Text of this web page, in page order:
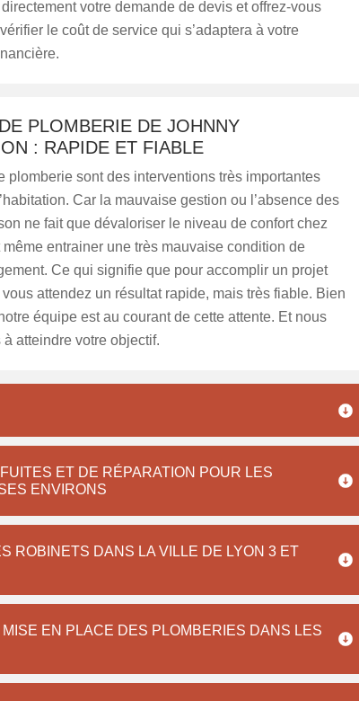
votre demande de devis et offrez-vous
vérifier le coût de service qui s’adaptera à votre
PLOMBERIE DE JOHNNY
: RAPIDE ET FIABLE
plomberie sont des interventions très importantes
Car la mauvaise gestion ou l’absence des
ne fait que dévaloriser le niveau de confort chez
entrainer une très mauvaise condition de
Ce qui signifie que pour accomplir un projet
attendez un résultat rapide, mais très fiable. Bien
équipe est au courant de cette attente. Et nous
à atteindre votre objectif.
ET DE RÉPARATION POUR LES
ENVIRONS
ROBINETS DANS LA VILLE DE LYON 3 ET
EN PLACE DES PLOMBERIES DANS LES